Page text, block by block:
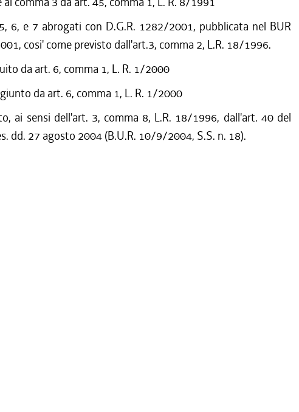
6, e 7 abrogati con D.G.R. 1282/2001, pubblicata nel BUR
cosi' come previsto dall'art.3, comma 2, L.R. 18/1996.
da art. 6, comma 1, L. R. 1/2000
da art. 6, comma 1, L. R. 1/2000
ai sensi dell'art. 3, comma 8, L.R. 18/1996, dall'art. 40 del
dd. 27 agosto 2004 (B.U.R. 10/9/2004, S.S. n. 18).